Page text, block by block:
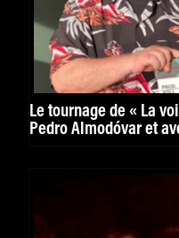
Le tournage de « La
Pedro Almodóvar et